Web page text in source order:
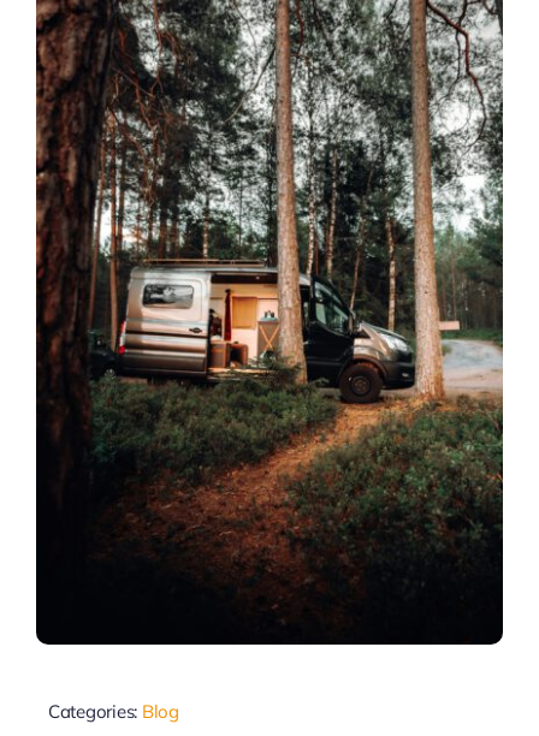
Categories: Blog